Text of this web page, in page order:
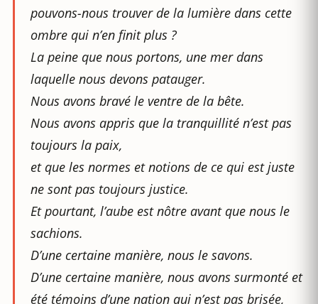
pouvons-nous trouver de la lumière dans cette
ombre qui n’en finit plus ?
La peine que nous portons, une mer dans
laquelle nous devons patauger.
Nous avons bravé le ventre de la bête.
Nous avons appris que la tranquillité n’est pas
toujours la paix,
et que les normes et notions de ce qui est juste
ne sont pas toujours justice.
Et pourtant, l’aube est nôtre avant que nous le
sachions.
D’une certaine manière, nous le savons.
D’une certaine manière, nous avons surmonté et
été témoins d’une nation qui n’est pas brisée,